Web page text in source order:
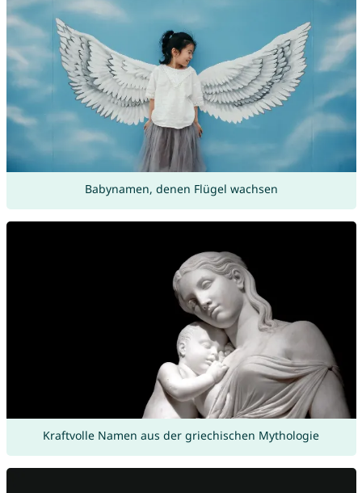
Babynamen, denen Flügel wachsen
Kraftvolle Namen aus der griechischen Mythologie